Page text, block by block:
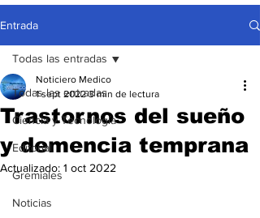
Entrada
Todas las entradas
Ciencia y Tecnología
Editorial
Gremiales
Noticias
Todas las entradas
Trastornos del sueño
y demencia temprana
Noticiero Medico
1 sept 2022 3 min de lectura
Actualizado: 1 oct 2022